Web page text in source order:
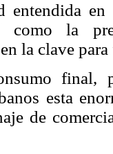
entendida
como la
la clave
final,
esta
de